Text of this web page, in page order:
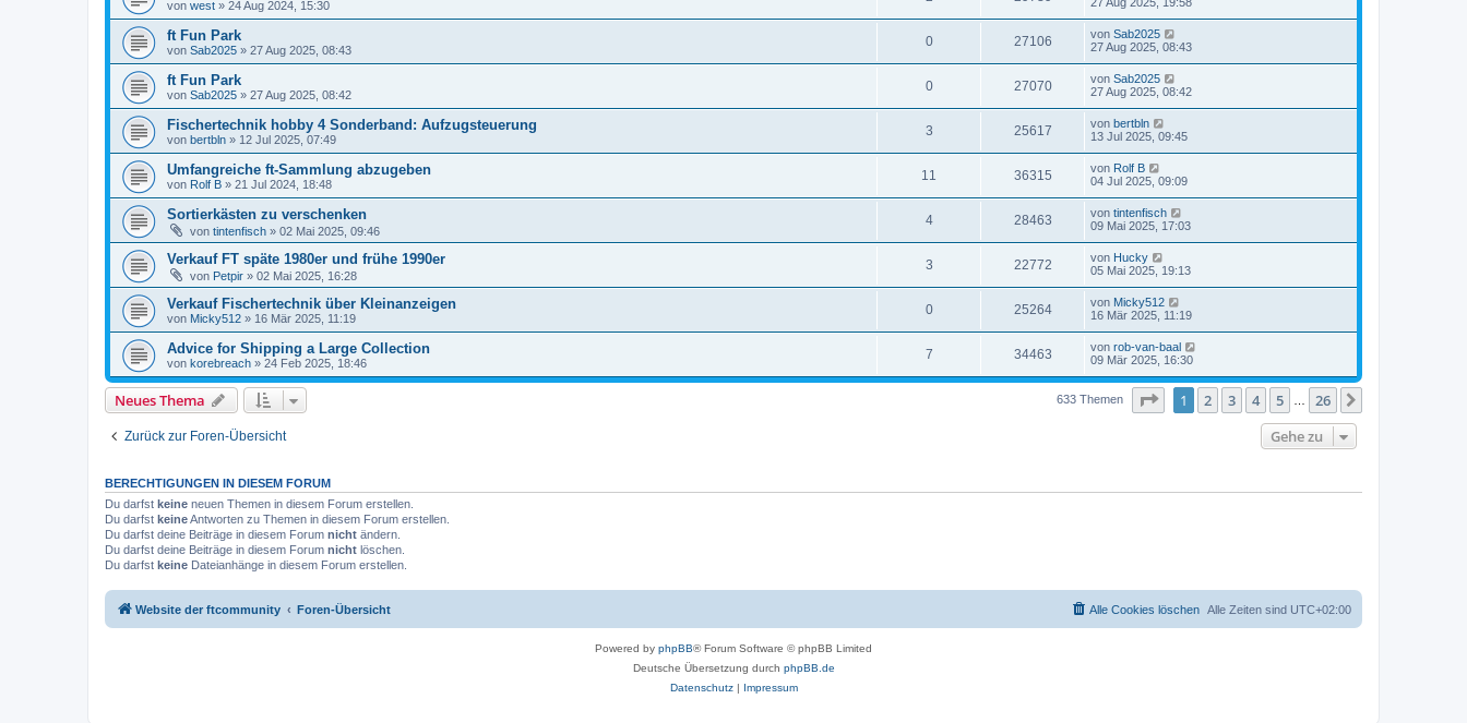
von west » 24 Aug 2024, 15:30
ft Fun Park
von Sab2025 » 27 Aug 2025, 08:43
0 27106 von Sab2025
27 Aug 2025, 08:43
ft Fun Park
von Sab2025 » 27 Aug 2025, 08:42
0 27070 von Sab2025
27 Aug 2025, 08:42
Fischertechnik hobby 4 Sonderband: Aufzugsteuerung
von bertbln » 12 Jul 2025, 07:49
3 25617 von bertbln
13 Jul 2025, 09:45
Umfangreiche ft-Sammlung abzugeben
von Rolf B » 21 Jul 2024, 18:48
11 36315 von Rolf B
04 Jul 2025, 09:09
Sortierkästen zu verschenken
von tintenfisch » 02 Mai 2025, 09:46
4 28463 von tintenfisch
09 Mai 2025, 17:03
Verkauf FT späte 1980er und frühe 1990er
von Petpir » 02 Mai 2025, 16:28
3 22772 von Hucky
05 Mai 2025, 19:13
Verkauf Fischertechnik über Kleinanzeigen
von Micky512 » 16 Mär 2025, 11:19
0 25264 von Micky512
16 Mär 2025, 11:19
Advice for Shipping a Large Collection
von korebreach » 24 Feb 2025, 18:46
7 34463 von rob-van-baal
09 Mär 2025, 16:30
Neues Thema 633 Themen Seite von26
1 2 3 4 5 26
Zurück zur Foren-Übersicht Gehe zu
BERECHTIGUNGEN IN DIESEM FORUM
Du darfst keine neuen Themen in diesem Forum erstellen.
Du darfst keineAntworten zu Themen in diesem Forum erstellen.
Du darfst deine Beiträge in diesem Forum nicht ändern.
Du darfst deine Beiträge in diesem Forum nicht löschen.
Du darfst keine Dateianhänge in diesem Forum erstellen.
Website der ftcommunity Foren-Übersicht Alle Zeiten sind UTC+02:00
Alle Cookies löschen
Powered by phpBB® Forum Software © phpBB Limited
Deutsche Übersetzung durch phpBB.de
Datenschutz| Impressum